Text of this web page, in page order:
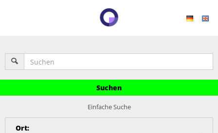
Suchen
Einfache Suche
Ort: